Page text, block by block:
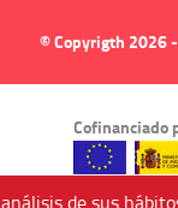
© Copyrigth 2026
Cofinanciado
de sus